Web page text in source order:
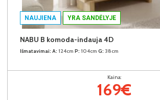
NAUJIENA YRA SANDĖLYJE
NABU B komoda-indauja 4D
Išmatavimai: A: 124cm P: 104cm G: 38cm
Kaina:
169€